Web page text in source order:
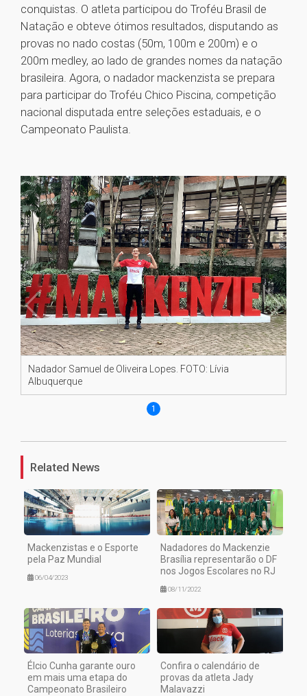
conquistas. O atleta participou do Troféu Brasil de
Natação e obteve ótimos resultados, disputando as
provas no nado costas (50m, 100m e 200m) e o
200m medley, ao lado de grandes nomes da natação
brasileira. Agora, o nadador mackenzista se prepara
para participar do Troféu Chico Piscina, competição
nacional disputada entre seleções estaduais, e o
Campeonato Paulista.
Nadador Samuel de Oliveira Lopes. FOTO: Lívia
Albuquerque
1
Related News
Mackenzistas e o Esporte
pela Paz Mundial
06/04/2023
Nadadores do Mackenzie
Brasília representarão o DF
nos Jogos Escolares no RJ
08/11/2022
Élcio Cunha garante ouro
em mais uma etapa do
Campeonato Brasileiro
Confira o calendário de
provas da atleta Jady
Malavazzi